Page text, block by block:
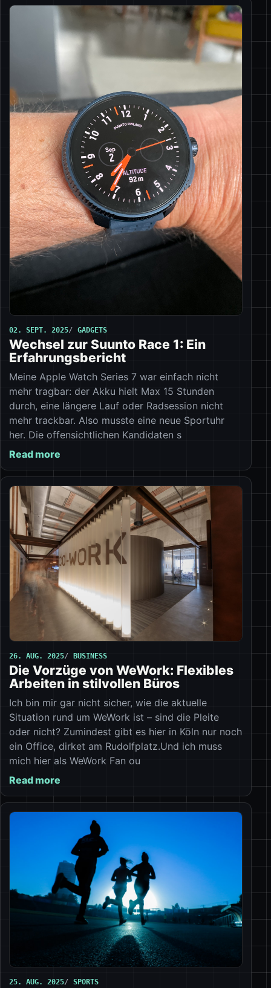
02. SEPT. 2025 GADGETS
Wechsel zur Suunto Race 1: Ein
Erfahrungsbericht
Meine Apple Watch Series 7 war einfach nicht
mehr tragbar: der Akku hielt Max 15 Stunden
durch, eine längere Lauf oder Radsession nicht
mehr trackbar. Also musste eine neue Sportuhr
her. Die offensichtlichen Kandidaten s
Read more
26. AUG. 2025 BUSINESS
Die Vorzüge von WeWork: Flexibles
Arbeiten in stilvollen Büros
Ich bin mir gar nicht sicher, wie die aktuelle
Situation rund um WeWork ist – sind die Pleite
oder nicht? Zumindest gibt es hier in Köln nur noch
ein Office, dirket am Rudolfplatz.Und ich muss
mich hier als WeWork Fan ou
Read more
25. AUG. 2025 SPORTS